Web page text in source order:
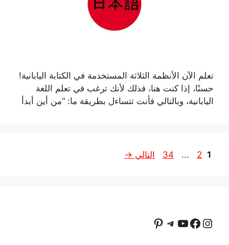
تعلم الآن الأنظمة الثلاثة المستخدمة في الكتابة اليابانية!
حسنًا، إذا كنت هنا، فذلك لأنك ترغب في تعلم اللغة
اليابانية، وبالتالي فأنت تتساءل بطريقة ما: “من أين أبدأ
الصفحة
1 الصفحة
2
... الصفحة
34 التالي →
فيسبوك يوتيوبتيليجرام بينتريست